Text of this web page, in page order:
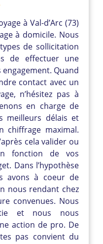
à Val-d’Arc (73)
à domicile. Nous
de sollicitation
de effectuer une
Quand
contact avec un
n’hésitez pas à
en charge de
meilleurs délais et
chiffrage maximal.
cela valider ou
fonction de vos
Dans l’hypothèse
avons à coeur de
nous rendant chez
convenues. Nous
et nous nous
action de pro. De
pas convient du